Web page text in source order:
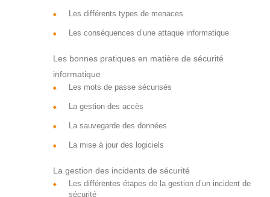
Les différents types de menaces
Les conséquences d’une attaque informatique
Les bonnes pratiques en matière de sécurité
informatique
Les mots de passe sécurisés
La gestion des accès
La sauvegarde des données
La mise à jour des logiciels
La gestion des incidents de sécurité
Les différentes étapes de la gestion d’un incident de
sécurité